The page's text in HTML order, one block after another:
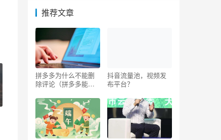
推荐文章
拼多多为什么不能删
除评论（拼多多能删
抖音流量池，视频发
布平台？